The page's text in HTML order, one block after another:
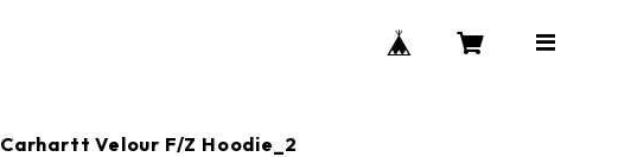
Carhartt Velour F/Z Hoodie_2